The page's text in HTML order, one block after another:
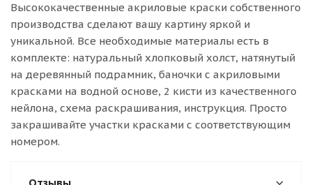
Высококачественные акриловые краски собственного
производства сделают вашу картину яркой и
уникальной. Все необходимые материалы есть в
комплекте: натуральный хлопковый холст, натянутый
на деревянный подрамник, баночки с акриловыми
красками на водной основе, 2 кисти из качественного
нейлона, схема раскрашивания, инструкция. Просто
закрашивайте участки красками с соответствующим
номером.